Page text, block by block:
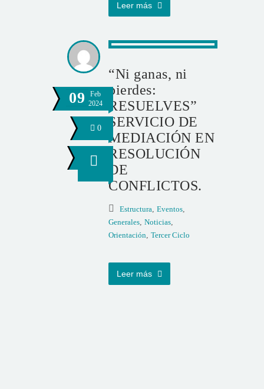
Leer más
09
Feb
2024
0
“Ni ganas, ni
pierdes:
RESUELVES”
SERVICIO DE
MEDIACIÓN EN
RESOLUCIÓN
DE
CONFLICTOS.
Estructura, Eventos,
Generales, Noticias,
Orientación, Tercer Ciclo
Leer más